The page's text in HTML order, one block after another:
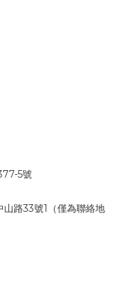
5號
路33號1（僅為聯絡地